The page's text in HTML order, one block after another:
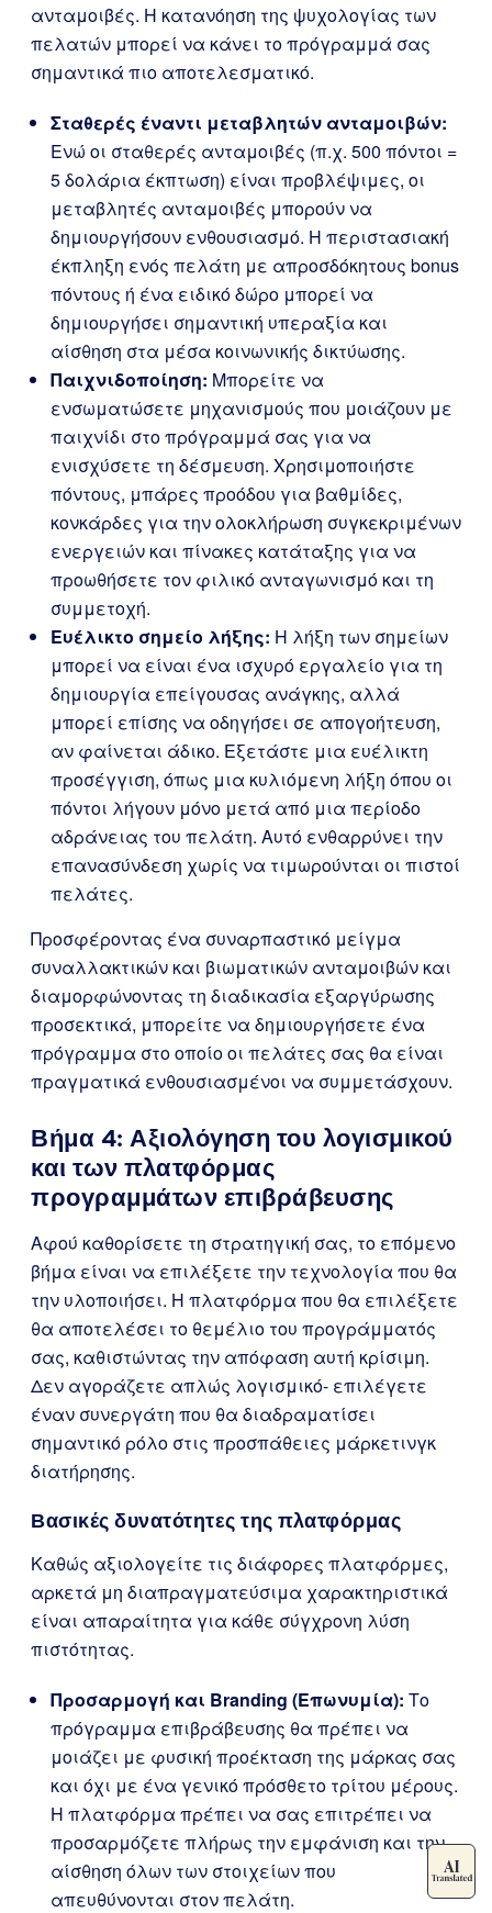
ανταμοιβές. Η κατανόηση της ψυχολογίας των
πελατών μπορεί να κάνει το πρόγραμμά σας
σημαντικά πιο αποτελεσματικό.
Σταθερές έναντι μεταβλητών ανταμοιβών:
Ενώ οι σταθερές ανταμοιβές (π.χ. 500 πόντοι =
5 δολάρια έκπτωση) είναι προβλέψιμες, οι
μεταβλητές ανταμοιβές μπορούν να
δημιουργήσουν ενθουσιασμό. Η περιστασιακή
έκπληξη ενός πελάτη με απροσδόκητους bonus
πόντους ή ένα ειδικό δώρο μπορεί να
δημιουργήσει σημαντική υπεραξία και
αίσθηση στα μέσα κοινωνικής δικτύωσης.
Παιχνιδοποίηση: Μπορείτε να
ενσωματώσετε μηχανισμούς που μοιάζουν με
παιχνίδι στο πρόγραμμά σας για να
ενισχύσετε τη δέσμευση. Χρησιμοποιήστε
πόντους, μπάρες προόδου για βαθμίδες,
κονκάρδες για την ολοκλήρωση συγκεκριμένων
ενεργειών και πίνακες κατάταξης για να
προωθήσετε τον φιλικό ανταγωνισμό και τη
συμμετοχή.
Ευέλικτο σημείο λήξης: Η λήξη των σημείων
μπορεί να είναι ένα ισχυρό εργαλείο για τη
δημιουργία επείγουσας ανάγκης, αλλά
μπορεί επίσης να οδηγήσει σε απογοήτευση,
αν φαίνεται άδικο. Εξετάστε μια ευέλικτη
προσέγγιση, όπως μια κυλιόμενη λήξη όπου οι
πόντοι λήγουν μόνο μετά από μια περίοδο
αδράνειας του πελάτη. Αυτό ενθαρρύνει την
επανασύνδεση χωρίς να τιμωρούνται οι πιστοί
πελάτες.
Προσφέροντας ένα συναρπαστικό μείγμα
συναλλακτικών και βιωματικών ανταμοιβών και
διαμορφώνοντας τη διαδικασία εξαργύρωσης
προσεκτικά, μπορείτε να δημιουργήσετε ένα
πρόγραμμα στο οποίο οι πελάτες σας θα είναι
πραγματικά ενθουσιασμένοι να συμμετάσχουν.
Βήμα 4: Αξιολόγηση του λογισμικού
και των πλατφόρμας
προγραμμάτων επιβράβευσης
Αφού καθορίσετε τη στρατηγική σας, το επόμενο
βήμα είναι να επιλέξετε την τεχνολογία που θα
την υλοποιήσει. Η πλατφόρμα που θα επιλέξετε
θα αποτελέσει το θεμέλιο του προγράμματός
σας, καθιστώντας την απόφαση αυτή κρίσιμη.
Δεν αγοράζετε απλώς λογισμικό- επιλέγετε
έναν συνεργάτη που θα διαδραματίσει
σημαντικό ρόλο στις προσπάθειες μάρκετινγκ
διατήρησης.
Βασικές δυνατότητες της πλατφόρμας
Καθώς αξιολογείτε τις διάφορες πλατφόρμες,
αρκετά μη διαπραγματεύσιμα χαρακτηριστικά
είναι απαραίτητα για κάθε σύγχρονη λύση
πιστότητας.
Προσαρμογή και Branding (Επωνυμία): Το
πρόγραμμα επιβράβευσης θα πρέπει να
μοιάζει με φυσική προέκταση της μάρκας σας
και όχι με ένα γενικό πρόσθετο τρίτου μέρους.
Η πλατφόρμα πρέπει να σας επιτρέπει να
προσαρμόζετε πλήρως την εμφάνιση και την
αίσθηση όλων των στοιχείων που
απευθύνονται στον πελάτη.